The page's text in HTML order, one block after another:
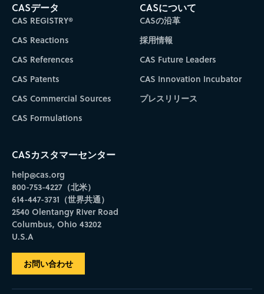
CASデータ
CAS REGISTRY®
CAS Reactions
CAS References
CAS Patents
CAS Commercial Sources
CAS Formulations
CASについて
CASの沿革
採用情報
CAS Future Leaders
CAS Innovation Incubator
プレスリリース
CASカスタマーセンター
help@cas.org
800-753-4227（北米）
614-447-3731（世界共通）
2540 Olentangy River Road
Columbus, Ohio 43202
U.S.A
お問い合わせ